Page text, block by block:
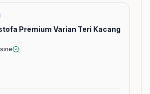
Premium Varian Teri Kacang